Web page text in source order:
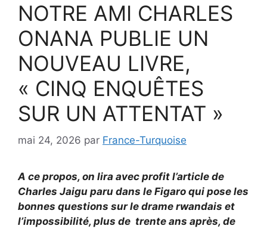
NOTRE AMI CHARLES
ONANA PUBLIE UN
NOUVEAU LIVRE,
« CINQ ENQUÊTES
SUR UN ATTENTAT »
mai 24, 2026 par France-Turquoise
A ce propos, on lira avec profit l’article de
Charles Jaigu paru dans le Figaro qui pose les
bonnes questions sur le drame rwandais et
l’impossibilité, plus de trente ans après, de